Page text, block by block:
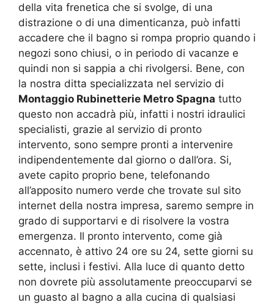
della vita frenetica che si svolge, di una
distrazione o di una dimenticanza, può infatti
accadere che il bagno si rompa proprio quando i
negozi sono chiusi, o in periodo di vacanze e
quindi non si sappia a chi rivolgersi. Bene, con
la nostra ditta specializzata nel servizio di
Montaggio Rubinetterie Metro Spagna tutto
questo non accadrà più, infatti i nostri idraulici
specialisti, grazie al servizio di pronto
intervento, sono sempre pronti a intervenire
indipendentemente dal giorno o dall’ora. Si,
avete capito proprio bene, telefonando
all’apposito numero verde che trovate sul sito
internet della nostra impresa, saremo sempre in
grado di supportarvi e di risolvere la vostra
emergenza. Il pronto intervento, come già
accennato, è attivo 24 ore su 24, sette giorni su
sette, inclusi i festivi. Alla luce di quanto detto
non dovrete più assolutamente preoccuparvi se
un guasto al bagno a alla cucina di qualsiasi